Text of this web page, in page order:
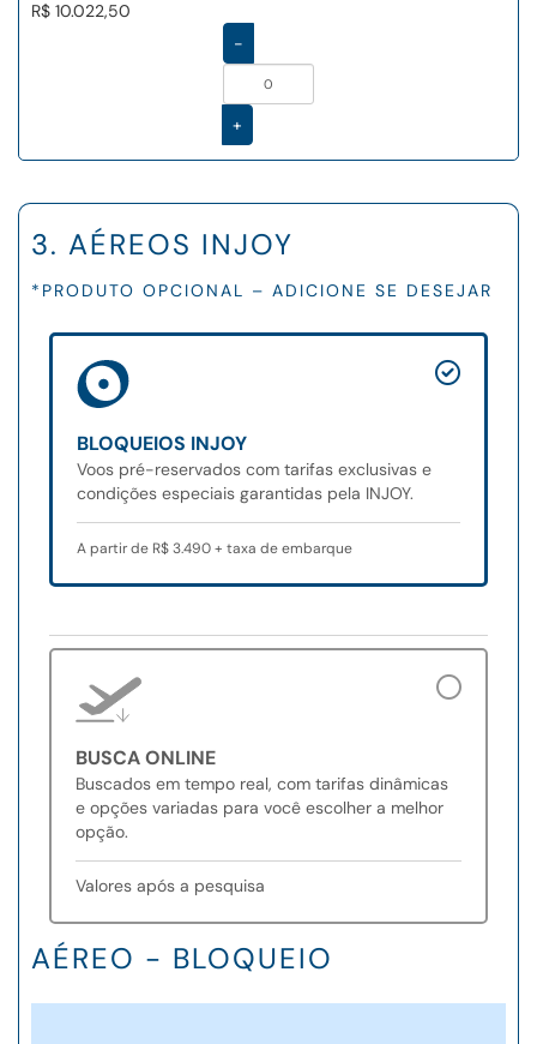
R$ 10.022,50
-
+
3. AÉREOS INJOY
*PRODUTO OPCIONAL – ADICIONE SE DESEJAR
BLOQUEIOS INJOY
Voos pré-reservados com tarifas exclusivas e
condições especiais garantidas pela INJOY.
A partir de R$ 3.490 + taxa de embarque
BUSCA ONLINE
Buscados em tempo real, com tarifas dinâmicas
e opções variadas para você escolher a melhor
opção.
Valores após a pesquisa
AÉREO - BLOQUEIO